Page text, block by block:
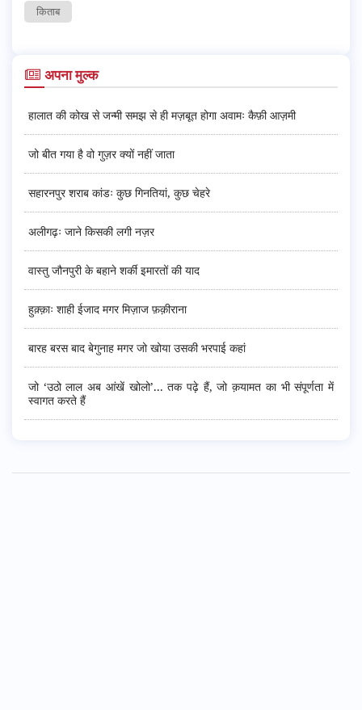
किताब
अपना मुल्क
हालात की कोख से जन्मी समझ से ही मज़बूत होगा अवामः कैफ़ी आज़मी
जो बीत गया है वो गुज़र क्यों नहीं जाता
सहारनपुर शराब कांडः कुछ गिनतियां, कुछ चेहरे
अलीगढ़ः जाने किसकी लगी नज़र
वास्तु जौनपुरी के बहाने शर्की इमारतों की याद
हुक़्क़ाः शाही ईजाद मगर मिज़ाज फ़क़ीराना
बारह बरस बाद बेगुनाह मगर जो खोया उसकी भरपाई कहां
जो ‘उठो लाल अब आंखें खोलो’... तक पढ़े हैं, जो क़यामत का भी संपूर्णता में
स्वागत करते हैं